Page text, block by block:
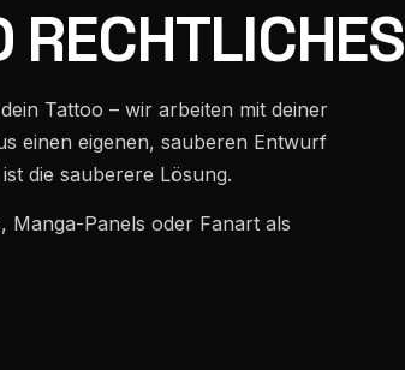
RECHTLICHES
Tattoo – wir arbeiten mit deiner
einen eigenen, sauberen Entwurf
die sauberere Lösung.
Manga-Panels oder Fanart als